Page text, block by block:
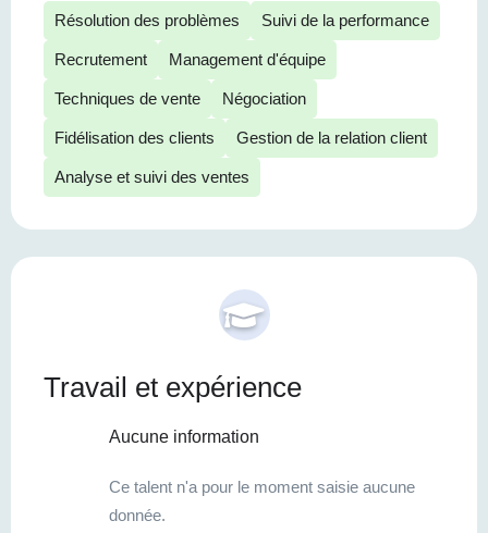
Résolution des problèmes
Suivi de la performance
Recrutement Management d'équipe
Techniques de vente Négociation
Fidélisation des clients Gestion de la relation client
Analyse et suivi des ventes
Travail et expérience
Aucune information
Ce talent n'a pour le moment saisie aucune
donnée.